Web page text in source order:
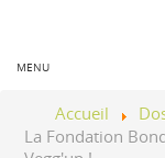
MENU
Accueil
La Fondation